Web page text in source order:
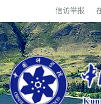
信访举报